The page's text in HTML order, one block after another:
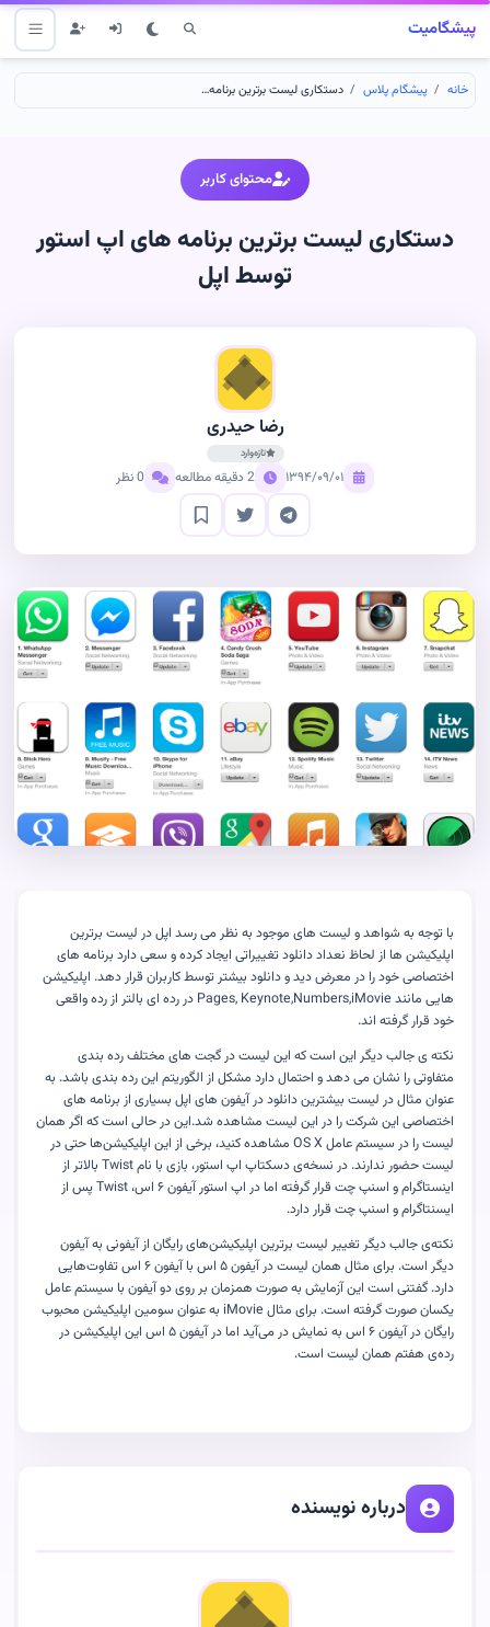
پیشگامیت
خانه پیشگام پلاس دستکاری لیست برترین برنامه های اپ استور توسط اپل
محتوای کاربر
دستکاری لیست برترین برنامه های اپ استور
توسط اپل
رضا حیدری
تازه‌وارد
۱۳۹۴/۰۹/۰۱ 2 دقیقه مطالعه 0 نظر
با توجه به شواهد و لیست های موجود به نظر می رسد اپل در لیست برترین
اپلیکیشن ها از لحاظ نعداد دانلود تغییراتی ایجاد کرده و سعی دارد برنامه های
اختصاصی خود را در معرض دید و دانلود بیشتر توسط کاربران قرار دهد. اپلیکیشن
هایی مانند Pages, Keynote,Numbers,iMovie در رده ای بالتر از رده واقعی
خود قرار گرفته اند.
نکته ی جالب دیگر این است که این لیست در گجت های مختلف رده بندی
متفاوتی را نشان می دهد و احتمال دارد مشکل از الگوریتم این رده بندی باشد. به
عنوان مثال در لیست بیشترین دانلود در آیفون های اپل بسیاری از برنامه های
اختصاصی این شرکت را در این لیست مشاهده شد.این در حالی است که اگر همان
لیست را در سیستم عامل OS X مشاهده کنید، برخی از این اپلیکیشن‌ها حتی در
لیست حضور ندارند. در نسخه‌ی دسکتاپ اپ استور، بازی با نام Twist بالاتر از
اینستاگرام و اسنپ چت قرار گرفته اما در اپ استور آیفون ۶ اس، Twist پس از
ایسنتاگرام و اسنپ چت قرار دارد.
نکته‌ی جالب دیگر تغییر لیست برترین اپلیکیشن‌های رایگان از آیفونی به آیفون
دیگر است. برای مثال همان لیست در آیفون ۵ اس با آیفون ۶ اس تفاوت‌هایی
دارد. گفتنی است این آزمایش به صورت همزمان بر روی دو آیفون با سیستم عامل
یکسان صورت گرفته است. برای مثال iMovie به عنوان سومین اپلیکیشن محبوب
رایگان در آیفون ۶ اس به نمایش در می‌آيد اما در آیفون ۵ اس این اپلیکیشن در
رده‌ی هفتم همان لیست است.
درباره نویسنده